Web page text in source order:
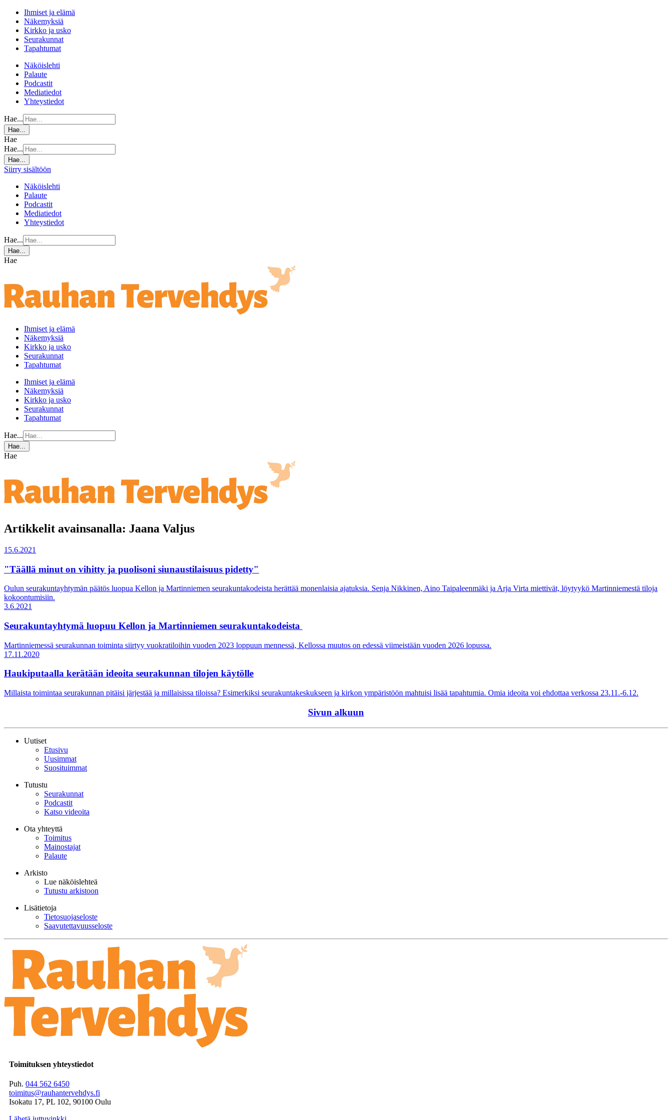
Ihmiset ja elämä
Näkemyksiä
Kirkko ja usko
Seurakunnat
Tapahtumat
Näköislehti
Palaute
Podcastit
Mediatiedot
Yhteystiedot
Hae...
Hae...
Hae
Hae...
Hae...
Siirry sisältöön
Näköislehti
Palaute
Podcastit
Mediatiedot
Yhteystiedot
Hae...
Hae...
Hae
Ihmiset ja elämä
Näkemyksiä
Kirkko ja usko
Seurakunnat
Tapahtumat
Ihmiset ja elämä
Näkemyksiä
Kirkko ja usko
Seurakunnat
Tapahtumat
Hae...
Hae...
Hae
Artikkelit avainsanalla: Jaana Valjus
15.6.2021
"Täällä minut on vihitty ja puolisoni siunaustilaisuus pidetty"
Oulun seurakuntayhtymän päätös luopua Kellon ja Martinniemen seurakuntakodeista herättää monenlaisia ajatuksia. Senja Nikkinen, Aino Taipaleenmäki ja Arja Virta miettivät, löytyykö Martinniemestä tiloja
kokoontumisiin.
3.6.2021
Seurakuntayhtymä luopuu Kellon ja Martinniemen seurakuntakodeista
Martinniemessä seurakunnan toiminta siirtyy vuokratiloihin vuoden 2023 loppuun mennessä, Kellossa muutos on edessä viimeistään vuoden 2026 lopussa.
17.11.2020
Haukiputaalla kerätään ideoita seurakunnan tilojen käytölle
Millaista toimintaa seurakunnan pitäisi järjestää ja millaisissa tiloissa? Esimerkiksi seurakuntakeskukseen ja kirkon ympäristöön mahtuisi lisää tapahtumia. Omia ideoita voi ehdottaa verkossa 23.11.-6.12.
Sivun alkuun
Uutiset
Etusivu
Uusimmat
Suosituimmat
Tutustu
Seurakunnat
Podcastit
Katso videoita
Ota yhteyttä
Toimitus
Mainostajat
Palaute
Arkisto
Lue näköislehteä
Tutustu arkistoon
Lisätietoja
Tietosuojaseloste
Saavutettavuusseloste
Toimituksen yhteystiedot
Puh. 044 562 6450
toimitus@rauhantervehdys.fi
Isokatu 17, PL 102, 90100 Oulu